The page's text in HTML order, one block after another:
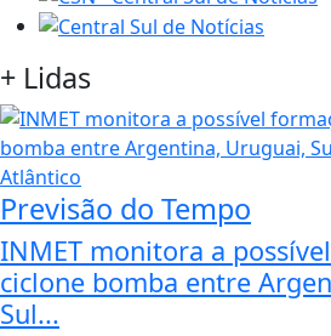
+ Lidas
Previsão do Tempo
INMET monitora a
ciclone bomba entre
Sul...